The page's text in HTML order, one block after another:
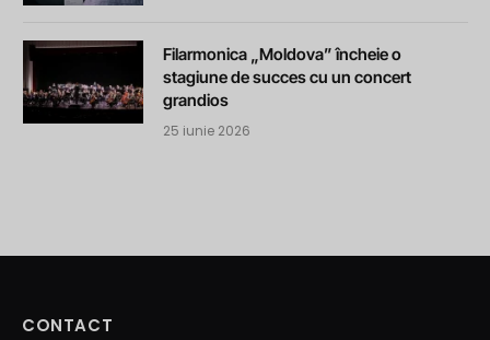
Filarmonica „Moldova” încheie o
stagiune de succes cu un concert
grandios
25 iunie 2026
CONTACT